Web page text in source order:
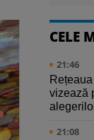
CELE
21:46
vizează
21:08